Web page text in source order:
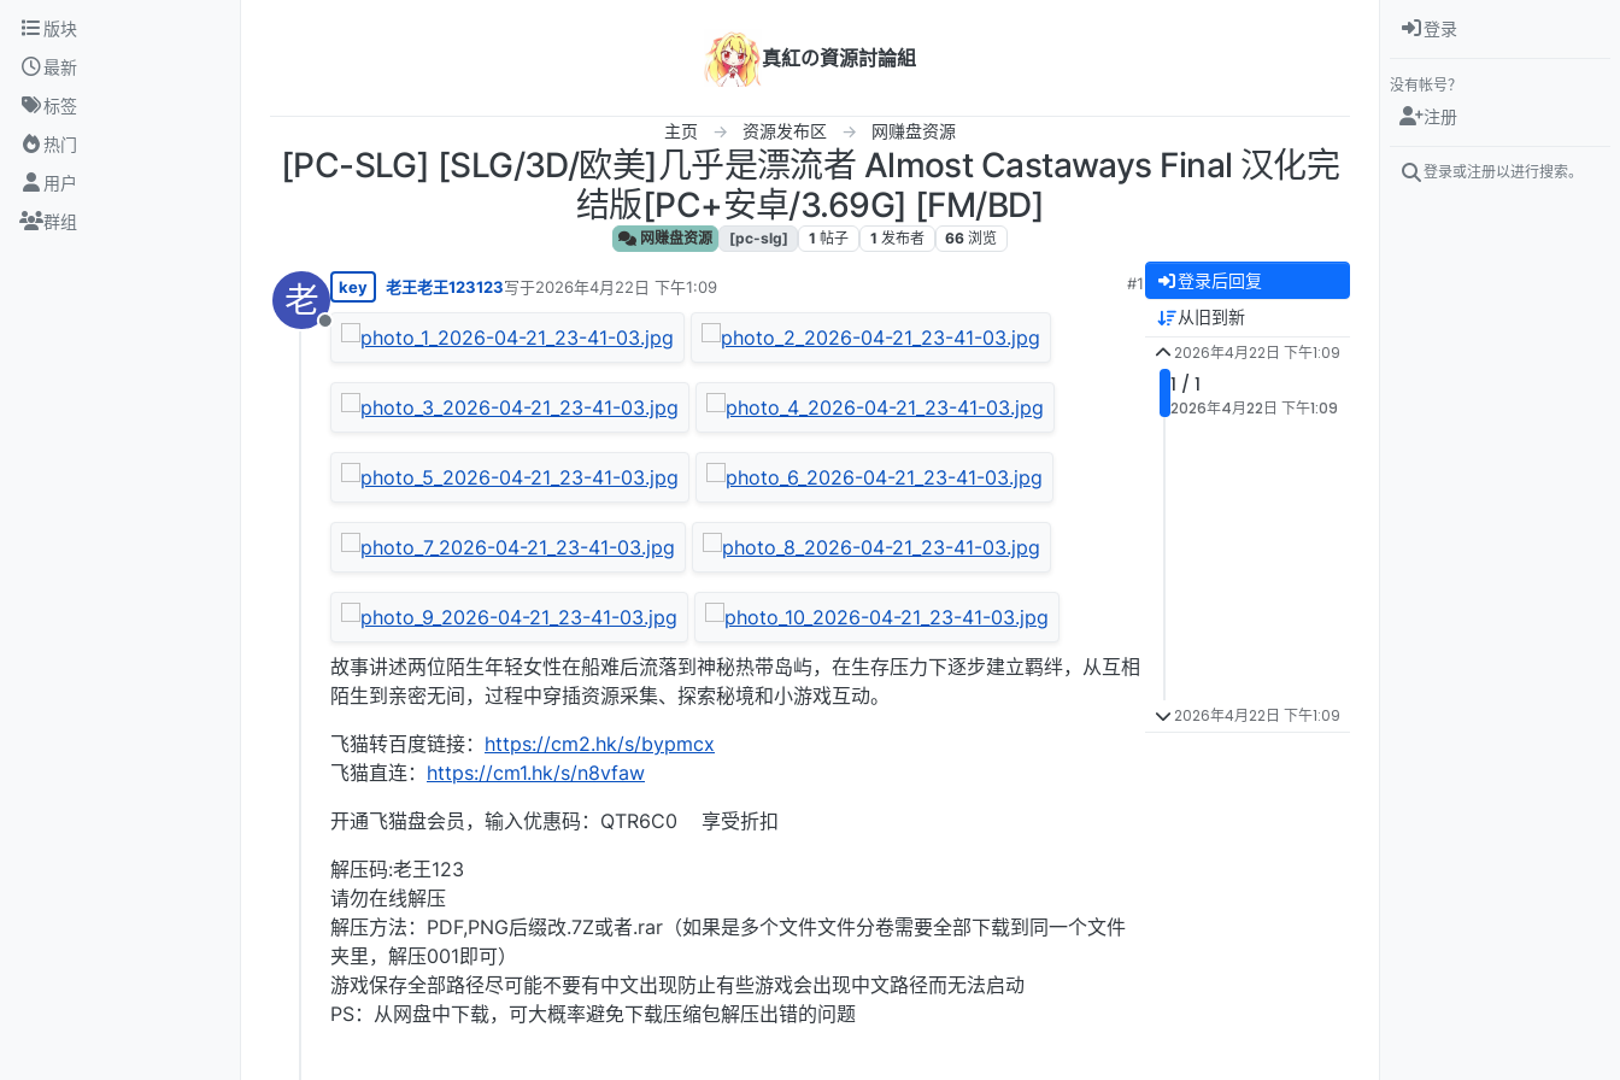
跳转至内容
版块
最新
标签
热门
用户
群组
真紅の資源討論組
主页 资源发布区 网赚盘资源
[PC-SLG] [SLG/3D/欧美]几乎是漂流者 Almost Castaways Final 汉化完
结版[PC+安卓/3.69G] [FM/BD]
网赚盘资源 [pc-slg] 1 帖子 1 发布者 66 浏览
老
离线
key 老王老王123123写于2026年4月22日 下午1:09
最后由 编辑
#1
故事讲述两位陌生年轻女性在船难后流落到神秘热带岛屿，在生存压力下逐步建立羁绊，从互相
陌生到亲密无间，过程中穿插资源采集、探索秘境和小游戏互动。
飞猫转百度链接： https://cm2.hk/s/bypmcx
飞猫直连： https://cm1.hk/s/n8vfaw
开通飞猫盘会员，输入优惠码：QTR6C0 享受折扣
解压码:老王123
请勿在线解压
解压方法：PDF,PNG后缀改.7Z或者.rar（如果是多个文件文件分卷需要全部下载到同一个文件
夹里，解压001即可）
游戏保存全部路径尽可能不要有中文出现防止有些游戏会出现中文路径而无法启动
PS：从网盘中下载，可大概率避免下载压缩包解压出错的问题
登录后回复
从旧到新
2026年4月22日 下午1:09
1 / 1
2026年4月22日 下午1:09
2026年4月22日 下午1:09
登录
没有帐号？
注册
登录或注册以进行搜索。